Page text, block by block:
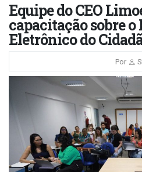
Equipe do CEO
capacitação sobre
Eletrônico do
Por